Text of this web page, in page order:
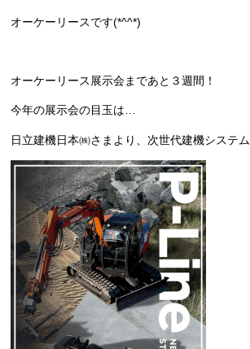
オーケーリースです(*^^*)
オーケーリース展示会まであと３週間！
今年の展示会の目玉は…
日立建機日本㈱さまより、次世代建機システム